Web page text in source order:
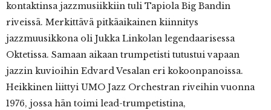
kontaktinsa jazzmusiikkiin tuli Tapiola Big Bandin
riveissä. Merkittävä pitkäaikainen kiinnitys
jazzmuusikkona oli Jukka Linkolan legendaarisessa
Oktetissa. Samaan aikaan trumpetisti tutustui vapaan
jazzin kuvioihin Edvard Vesalan eri kokoonpanoissa.
Heikkinen liittyi UMO Jazz Orchestran riveihin vuonna
1976, jossa hän toimi lead-trumpetistina,